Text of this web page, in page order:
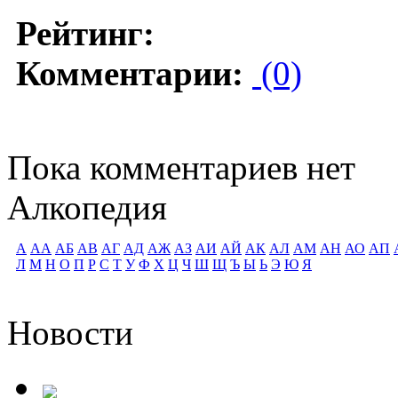
Рейтинг:
Комментарии: (0)
Пока комментариев нет
Алкопедия
А АА АБ АВ АГ АД АЖ АЗ АИ АЙ АК АЛ АМ АН АО АП
Л М Н О П Р С Т У Ф Х Ц Ч Ш Щ Ъ Ы Ь Э Ю Я
Новости